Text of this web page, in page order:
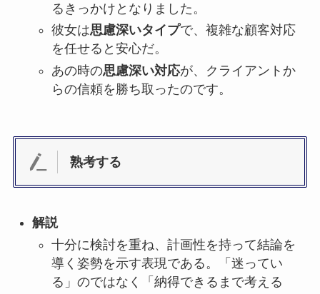
るきっかけとなりました。
彼女は思慮深いタイプで、複雑な顧客対応
を任せると安心だ。
あの時の思慮深い対応が、クライアントか
らの信頼を勝ち取ったのです。
熟考する
解説
十分に検討を重ね、計画性を持って結論を
導く姿勢を示す表現である。「迷ってい
る」のではなく「納得できるまで考える